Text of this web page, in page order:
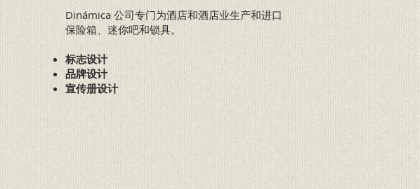
Dinámica 公司专门为酒店和酒店业生产和进口
保险箱、迷你吧和锁具。
标志设计
品牌设计
宣传册设计